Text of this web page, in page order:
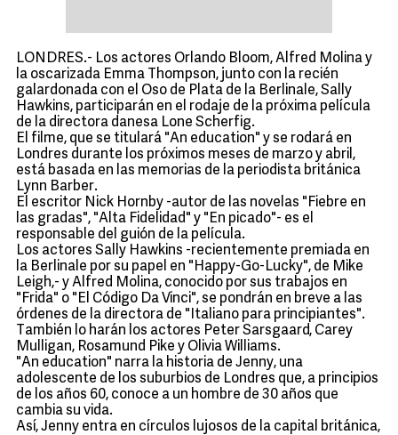
LONDRES.- Los actores Orlando Bloom, Alfred Molina y
la oscarizada Emma Thompson, junto con la recién
galardonada con el Oso de Plata de la Berlinale, Sally
Hawkins, participarán en el rodaje de la próxima película
de la directora danesa Lone Scherfig.
El filme, que se titulará "An education" y se rodará en
Londres durante los próximos meses de marzo y abril,
está basada en las memorias de la periodista británica
Lynn Barber.
El escritor Nick Hornby -autor de las novelas "Fiebre en
las gradas", "Alta Fidelidad" y "En picado"- es el
responsable del guión de la película.
Los actores Sally Hawkins -recientemente premiada en
la Berlinale por su papel en "Happy-Go-Lucky", de Mike
Leigh,- y Alfred Molina, conocido por sus trabajos en
"Frida" o "El Código Da Vinci", se pondrán en breve a las
órdenes de la directora de "Italiano para principiantes".
También lo harán los actores Peter Sarsgaard, Carey
Mulligan, Rosamund Pike y Olivia Williams.
"An education" narra la historia de Jenny, una
adolescente de los suburbios de Londres que, a principios
de los años 60, conoce a un hombre de 30 años que
cambia su vida.
Así, Jenny entra en círculos lujosos de la capital británica,